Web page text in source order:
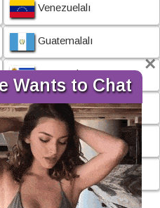
Venezuelalı
Guatemalalı
Uruguaylı
Belize
Surinam
Paraguaylı
Wants to Chat
×